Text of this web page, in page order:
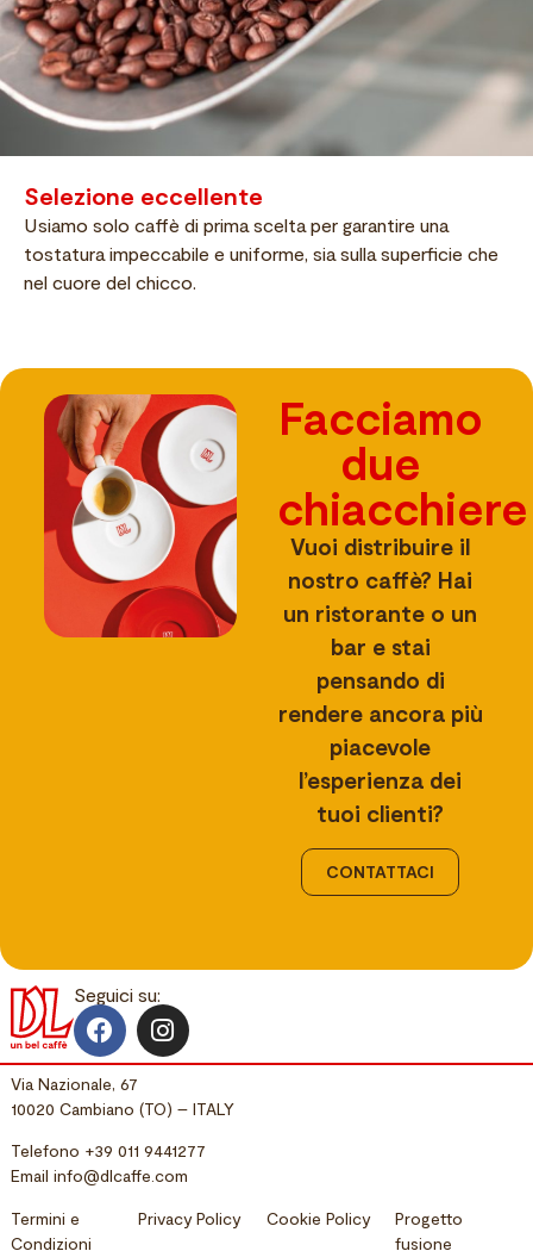
Selezione eccellente
Usiamo solo caffè di prima scelta per garantire una
tostatura impeccabile e uniforme, sia sulla superficie che
nel cuore del chicco.
Facciamo
due
chiacchiere
Vuoi distribuire il
nostro caffè? Hai
un ristorante o un
bar e stai
pensando di
rendere ancora più
piacevole
l’esperienza dei
tuoi clienti?
CONTATTACI
Seguici su:
Via Nazionale, 67
10020 Cambiano (TO) – ITALY
Telefono +39 011 9441277
Email info@dlcaffe.com
Termini e
Condizioni
Privacy Policy Cookie Policy
Progetto
fusione